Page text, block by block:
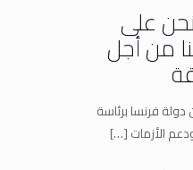
على
من أجل
4 تموز 2022 وفد من دولة فرنسا برئاسة
الأزمات[…]